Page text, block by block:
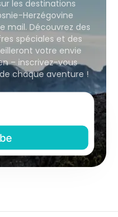
les destinations
Herzégovine
mail. Découvrez des
spéciales et des
votre envie
– inscrivez-vous
chaque aventure !